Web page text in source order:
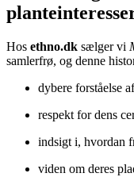
Hos ethno.dk sælger vi
samlerfrø, og denne
dybere forståelse
respekt for dens
indsigt i, hvordan
viden om deres